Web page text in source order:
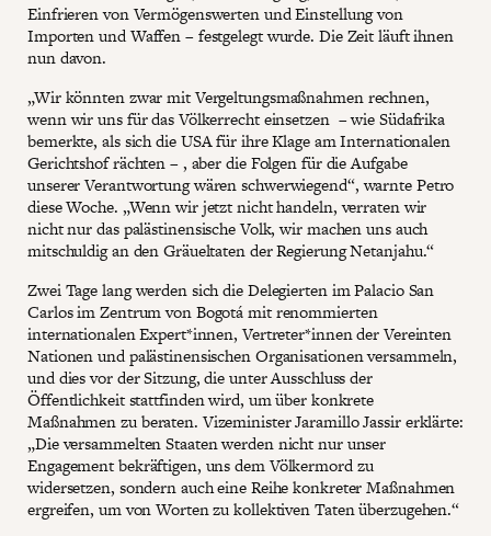
Einfrieren von Vermögenswerten und Einstellung von
Importen und Waffen – festgelegt wurde. Die Zeit läuft ihnen
nun davon.
„Wir könnten zwar mit Vergeltungsmaßnahmen rechnen,
wenn wir uns für das Völkerrecht einsetzen – wie Südafrika
bemerkte, als sich die USA für ihre Klage am Internationalen
Gerichtshof rächten – , aber die Folgen für die Aufgabe
unserer Verantwortung wären schwerwiegend“, warnte Petro
diese Woche. „Wenn wir jetzt nicht handeln, verraten wir
nicht nur das palästinensische Volk, wir machen uns auch
mitschuldig an den Gräueltaten der Regierung Netanjahu.“
Zwei Tage lang werden sich die Delegierten im Palacio San
Carlos im Zentrum von Bogotá mit renommierten
internationalen Expert*innen, Vertreter*innen der Vereinten
Nationen und palästinensischen Organisationen versammeln,
und dies vor der Sitzung, die unter Ausschluss der
Öffentlichkeit stattfinden wird, um über konkrete
Maßnahmen zu beraten. Vizeminister Jaramillo Jassir erklärte:
„Die versammelten Staaten werden nicht nur unser
Engagement bekräftigen, uns dem Völkermord zu
widersetzen, sondern auch eine Reihe konkreter Maßnahmen
ergreifen, um von Worten zu kollektiven Taten überzugehen.“